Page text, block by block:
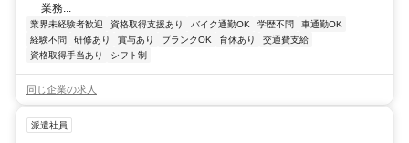
業務...
業界未経験者歓迎 資格取得支援あり バイク通勤OK 学歴不問
車通勤OK
経験不問
研修あり 賞与あり ブランクOK 育休あり
交通費支給
資格取得手当あり
シフト制
同じ企業の求人
派遣社員